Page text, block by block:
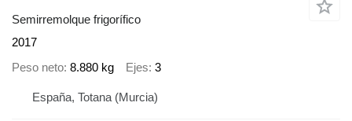
Semirremolque frigorífico
2017
Peso neto 8.880 kg Ejes 3
España, Totana (Murcia)